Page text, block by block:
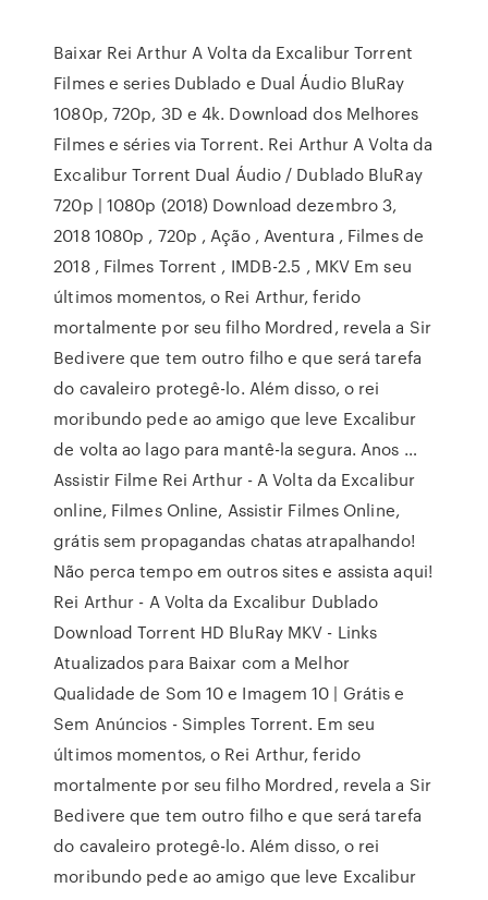
Baixar Rei Arthur A Volta da Excalibur Torrent
Filmes e series Dublado e Dual Áudio BluRay
1080p, 720p, 3D e 4k. Download dos Melhores
Filmes e séries via Torrent. Rei Arthur A Volta da
Excalibur Torrent Dual Áudio / Dublado BluRay
720p | 1080p (2018) Download dezembro 3,
2018 1080p , 720p , Ação , Aventura , Filmes de
2018 , Filmes Torrent , IMDB-2.5 , MKV Em seu
últimos momentos, o Rei Arthur, ferido
mortalmente por seu filho Mordred, revela a Sir
Bedivere que tem outro filho e que será tarefa
do cavaleiro protegê-lo. Além disso, o rei
moribundo pede ao amigo que leve Excalibur
de volta ao lago para mantê-la segura. Anos …
Assistir Filme Rei Arthur - A Volta da Excalibur
online, Filmes Online, Assistir Filmes Online,
grátis sem propagandas chatas atrapalhando!
Não perca tempo em outros sites e assista aqui!
Rei Arthur - A Volta da Excalibur Dublado
Download Torrent HD BluRay MKV - Links
Atualizados para Baixar com a Melhor
Qualidade de Som 10 e Imagem 10 | Grátis e
Sem Anúncios - Simples Torrent. Em seu
últimos momentos, o Rei Arthur, ferido
mortalmente por seu filho Mordred, revela a Sir
Bedivere que tem outro filho e que será tarefa
do cavaleiro protegê-lo. Além disso, o rei
moribundo pede ao amigo que leve Excalibur